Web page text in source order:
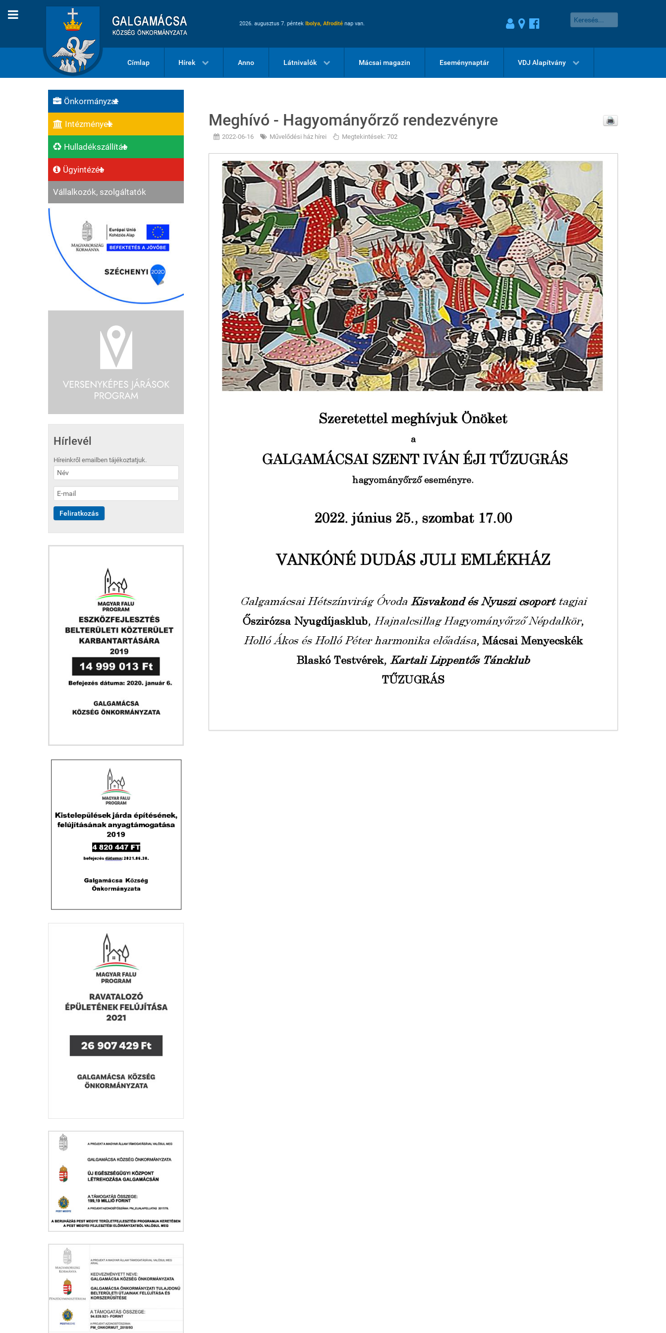
2026. augusztus 7. péntek Ibolya, Afrodité nap van.
Címlap Hírek Anno Látnivalók Mácsai magazin Eseménynaptár VDJ Alapítvány
Önkormányzat
Intézmények
Hulladékszállítás
Ügyintézés
Vállalkozók, szolgáltatók
Hírlevél
Híreinkről emailben tájékoztatjuk.
Meghívó - Hagyományőrző rendezvényre
2022-06-16 Művelődési ház hírei Megtekintések: 702